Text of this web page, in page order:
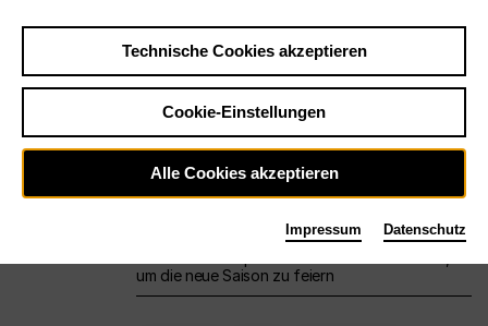
Sa29.8.
Großes Haus
12:00 Eröffnungswochenende
um die neue Saison zu feiern
Technische Cookies akzeptieren
Cookie-Einstellungen
Alle Cookies akzeptieren
Impressum Datenschutz